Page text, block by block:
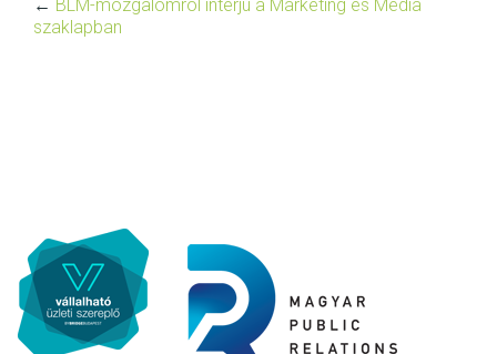
← BLM-mozgalomról interjú a Marketing és Média
szaklapban